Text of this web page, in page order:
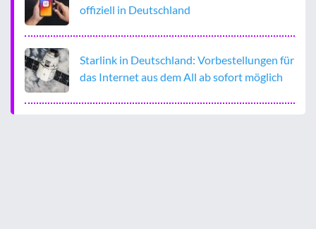
offiziell in Deutschland
Starlink in Deutschland: Vorbestellungen für
das Internet aus dem All ab sofort möglich